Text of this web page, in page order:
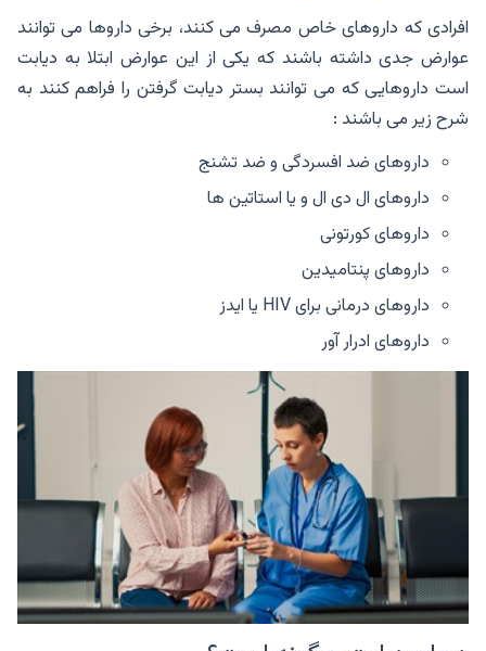
افرادی که داروهای خاص مصرف می کنند، برخی داروها می توانند
عوارض جدی داشته باشند که یکی از این عوارض ابتلا به دیابت
است داروهایی که می توانند بستر دیابت گرفتن را فراهم کنند به
شرح زیر می باشند :
داروهای ضد افسردگی و ضد تشنج
داروهای ال دی ال و یا استاتین ها
داروهای کورتونی
داروهای پنتامیدین
داروهای درمانی برای HIV یا ایدز
داروهای ادرار آور